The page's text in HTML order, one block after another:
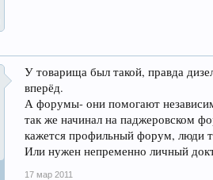
У товарища был такой, правда
вперёд.
А форумы- они помогают
так же начинал на паджеровском
кажется профильный форум, люди
Или нужен непременно личный
17 мар 2011